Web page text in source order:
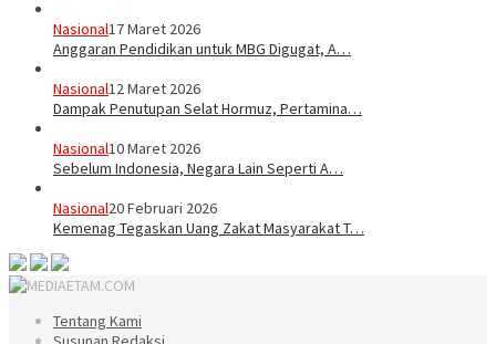
Nasional17 Maret 2026
Anggaran Pendidikan untuk MBG Digugat, A…
Nasional12 Maret 2026
Dampak Penutupan Selat Hormuz, Pertamina…
Nasional10 Maret 2026
Sebelum Indonesia, Negara Lain Seperti A…
Nasional20 Februari 2026
Kemenag Tegaskan Uang Zakat Masyarakat T…
Tentang Kami